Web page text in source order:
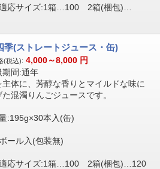
応サイズ:1箱…100 2箱(梱包)…
季(ストレートジュース・缶)
(税込): 4,000～8,000 円
期間:通年
主体に、芳醇な香りとマイルドな味に
混濁りんごジュースです。
:195g×30本入(缶)
ール入(包装無)
応サイズ:1箱…100 2箱(梱包)…120